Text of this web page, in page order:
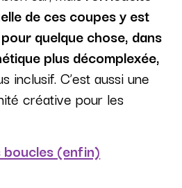
de ces coupes y est
quelque chose, dans
plus décomplexée,
inclusif. C’est aussi une
créative pour les
boucles (enfin)